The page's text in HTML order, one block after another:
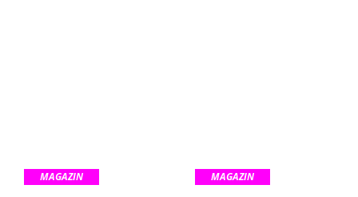
MAGAZIN MAGAZIN